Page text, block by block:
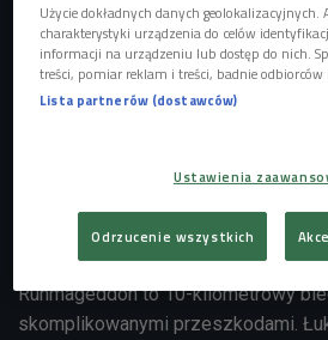
Bieganie to jeden z najlepszych sposobów, żeby
kilogramów
Foto: Glow Images/East News
reporter Łukasz Konopka. Zapisał
zawodach mimo że organizatorzy
będzie to piekło.
Runmageddon to 10-kilometrowy
skomplikowanymi przeszkodami.
Użycie dokładnych danych geolokalizacyjnych.
charakterystyki urządzenia do celów
informacji na urządzeniu lub dostęp do nich.
treści, pomiar reklam i treści, badnie odbiorców
Lista partnerów (dostawców)
Ustawienia
Odrzucenie wszystkich